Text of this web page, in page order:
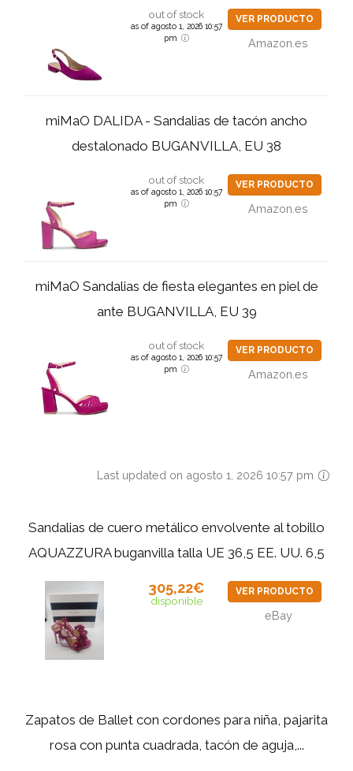
out of stock
as of agosto 1, 2026 10:57
pm
VER PRODUCTO
Amazon.es
miMaO DALIDA - Sandalias de tacón ancho
destalonado BUGANVILLA, EU 38
out of stock
as of agosto 1, 2026 10:57
pm
VER PRODUCTO
Amazon.es
miMaO Sandalias de fiesta elegantes en piel de
ante BUGANVILLA, EU 39
out of stock
as of agosto 1, 2026 10:57
pm
VER PRODUCTO
Amazon.es
Last updated on agosto 1, 2026 10:57 pm
Sandalias de cuero metálico envolvente al tobillo
AQUAZZURA buganvilla talla UE 36,5 EE. UU. 6,5
305,22€
disponible
VER PRODUCTO
eBay
Zapatos de Ballet con cordones para niña, pajarita
rosa con punta cuadrada, tacón de aguja,...